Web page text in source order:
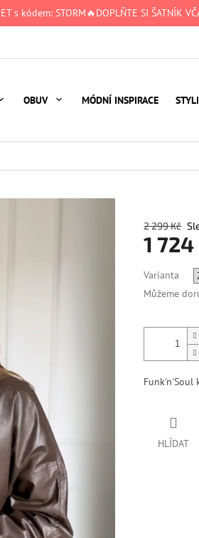
s kódem: STORM🔥DOPLŇTE SI ŠATNÍK
OBUV MÓDNÍ INSPIRACE
2 299 Kč
1 724
cena:
Varianta
Můžeme
Funk'n'Soul
HLÍDAT